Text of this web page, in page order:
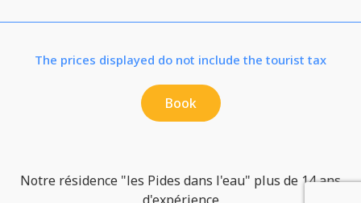
The prices displayed do not include the tourist tax
Book
Notre résidence "les Pides dans l'eau" plus de 14 ans